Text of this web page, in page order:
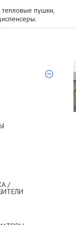
тепловые пушки,
/